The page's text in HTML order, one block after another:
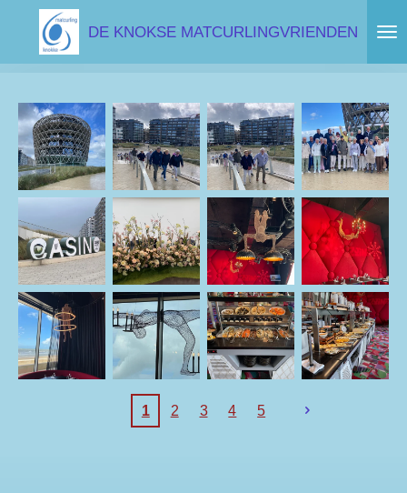
direct
naar
hoofdinhoud
DE KNOKSE MATCURLINGVRIENDEN
1 2 3 4 5